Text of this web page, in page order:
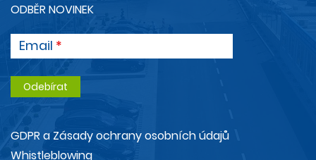
ODBĚR NOVINEK
Email
GDPR a Zásady ochrany osobních údajů
Whistleblowing